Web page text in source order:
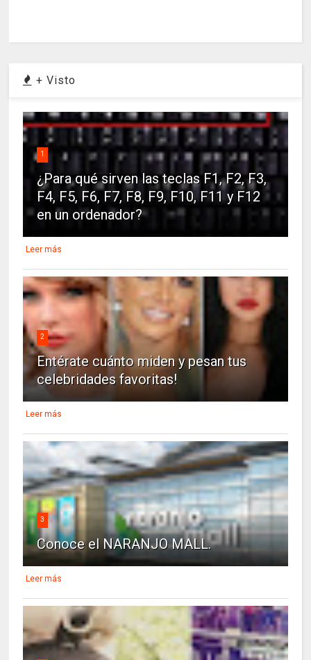
+ Visto
1
¿Para qué sirven las teclas F1, F2, F3,
F4, F5, F6, F7, F8, F9, F10, F11 y F12
en un ordenador?
Leer más
2
Entérate cuánto miden y pesan tus
celebridades favoritas!
Leer más
3
Conoce el NARANJO MALL.
Leer más